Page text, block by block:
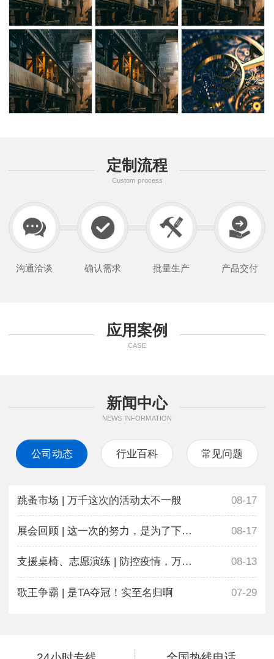
定制流程
Custom process
沟通洽谈 确认需求 批量生产 产品交付
应用案例
CASE
新闻中心
NEWS INFORMATION
公司动态 行业百科 常见问题
跳蚤市场 | 万千这次的活动太不一般 08-17
展会回顾 | 这一次的努力，是为了下一次更好地相遇 08-17
支援桌椅、志愿演练 | 防控疫情，万千在行动 08-13
歌王争霸 | 是TA夺冠！实至名归啊 07-29